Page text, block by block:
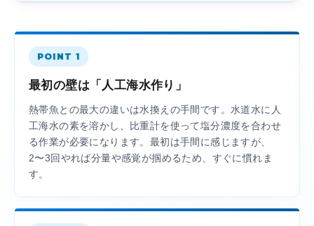
POINT 1
最初の壁は「人工海水作り」
熱帯魚との最大の違いは水換えの手間です。水道水に人
工海水の素を溶かし、比重計を使って塩分濃度を合わせ
る作業が必要になります。最初は手間に感じますが、
2〜3回やれば分量や感覚が掴めるため、すぐに慣れま
す。